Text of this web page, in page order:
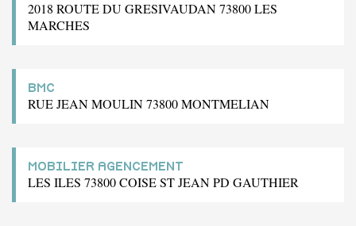
2018 ROUTE DU GRESIVAUDAN 73800 LES
MARCHES
BMC
RUE JEAN MOULIN 73800 MONTMELIAN
MOBILIER AGENCEMENT
LES ILES 73800 COISE ST JEAN PD GAUTHIER